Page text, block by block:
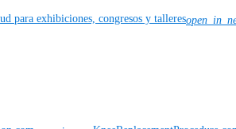
para exhibiciones, congresos y talleres